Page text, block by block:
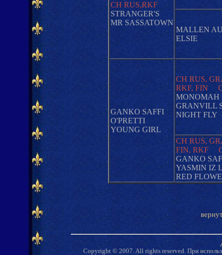
CH RUS,RKF
STRANGER'S
MR SASSATOWN
MALLEN
ELSIE
GANKO SAFFI
O'PRETTI
YOUNG GIRL
CH RUS,
RKF, FIN
MONOMAH
GRANVILL
NIGHT FLY
CH RUS,
FIN, RKF
GANKO
YASMIN IZ
RED
Copyright © 2007. All rights reserved. При